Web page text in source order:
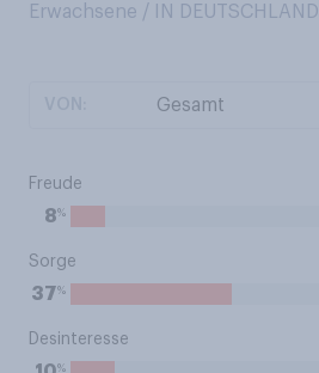
Erwachsene / IN DEUTSCHLAND
Freude
8%
Sorge
37%
Desinteresse
%